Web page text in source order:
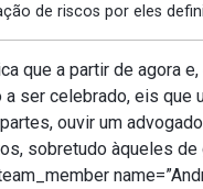
de riscos por eles
que a partir de agora
a ser celebrado, eis
ouvir um
sobretudo àqueles de